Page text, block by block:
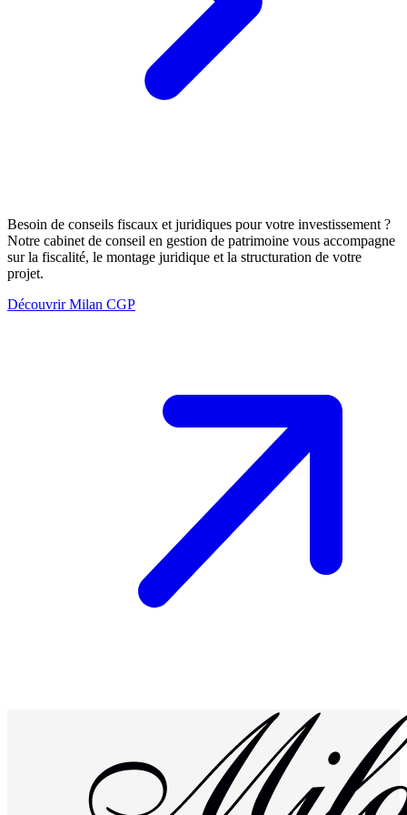
Besoin de conseils fiscaux et juridiques pour votre investissement ?
Notre cabinet de conseil en gestion de patrimoine vous accompagne
sur la fiscalité, le montage juridique et la structuration de votre
projet.
Découvrir Milan CGP